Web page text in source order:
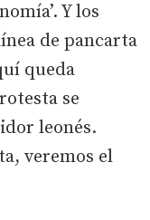
Y los
de pancarta
queda
se
leonés.
veremos el